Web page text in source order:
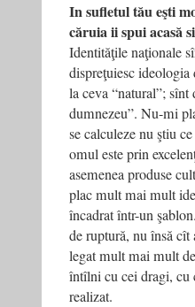
In sufletul tău eşti
căruia ii spui acasă
Identităţile naţionale
dispreţuiesc ideologia
la ceva “natural”;
dumnezeu”. Nu-mi
se calculeze nu ştiu
omul este prin
asemenea produse
plac mult mai mult
încadrat într-un
de ruptură, nu însă cît
legat mult mai mult
întîlni cu cei dragi, cu
realizat.